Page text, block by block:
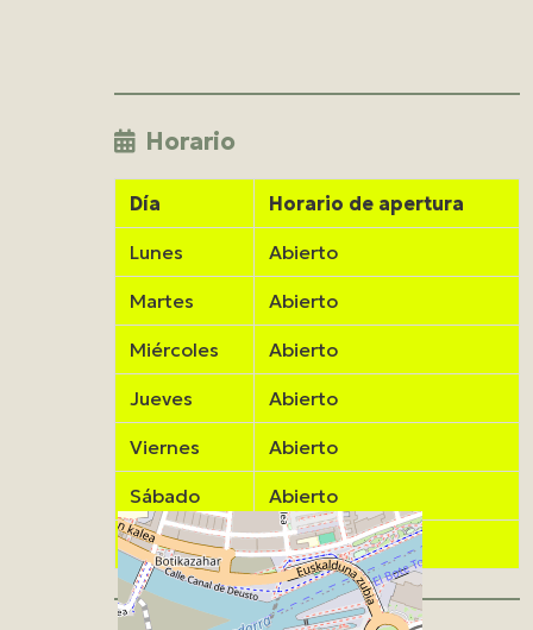
Horario
Día Horario de apertura
Lunes Abierto
Martes Abierto
Miércoles Abierto
Jueves Abierto
Viernes Abierto
Sábado Abierto
Domingo Abierto